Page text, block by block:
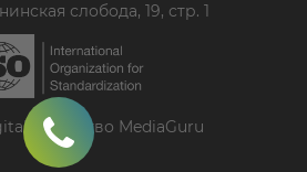
слобода, 19, стр. 1
агентство MediaGuru